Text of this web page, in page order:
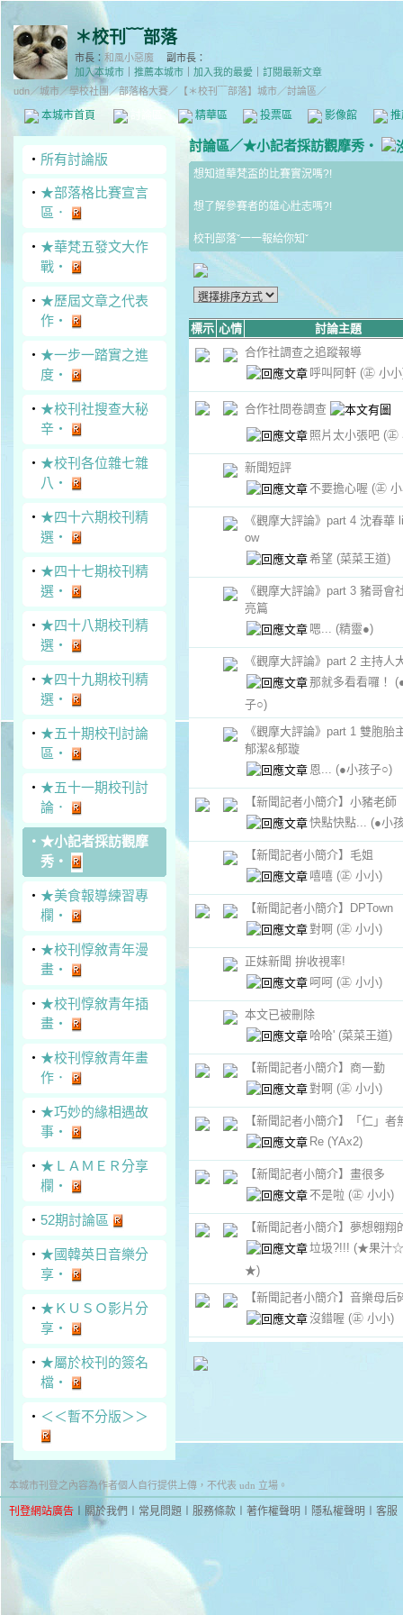
＊校刊﹋部落
市長： 和風小惡魔
副市長：
加入本城市
推薦本城市 加入我的最愛
訂閱最新文章
udn／城市／學校社團／部落格大賽／ 【＊校刊﹋部落】城市／討論區／
本城市首頁 精華區 投票區 影像館
‧ 所有討論版
‧ ★部落格比賽宣言
區．
‧ ★華梵五發文大作
戰‧
‧ ★歷屆文章之代表
作‧
‧ ★一步一踏實之進
度‧
‧ ★校刊社搜查大秘
辛‧
‧ ★校刊各位雜七雜
八‧
‧ ★四十六期校刊精
選‧
‧ ★四十七期校刊精
選‧
‧ ★四十八期校刊精
選‧
‧ ★四十九期校刊精
選‧
‧ ★五十期校刊討論
區‧
‧ ★五十一期校刊討
論．
‧ ★小記者採訪觀摩
秀‧
‧ ★美食報導練習專
欄‧
‧ ★校刊惇敘青年漫
畫‧
‧ ★校刊惇敘青年插
畫‧
‧ ★校刊惇敘青年畫
作．
‧ ★巧妙的緣相遇故
事‧
‧ ★ＬＡＭＥＲ分享
欄‧
‧ 52期討論區
‧ ★國韓英日音樂分
享‧
‧ ★ＫＵＳＯ影片分
享‧
‧ ★屬於校刊的簽名
檔‧
‧ ＜＜暫不分版＞＞
討論區／★小記者採訪觀摩秀‧
想知道華梵盃的比賽實況嗎?!
想了解參賽者的雄心壯志嗎?!
校刊部落ˇ一一報給你知ˇ
標示 心情
討論主題
合作社調查之追蹤報導
呼叫阿軒 (㊣ 小
合作社問卷調查
照片太小張吧 (㊣
新聞短評
不要擔心喔 (㊣
《觀摩大評論》part 4 沈春華
ow
希望 (菜菜王道)
《觀摩大評論》part 3 豬哥會
亮篇
嗯... (精靈●)
《觀摩大評論》part 2 主持人
那就多看看囉！
子○)
《觀摩大評論》part 1 雙胞胎
郁潔&郁璇
恩... (●小孩子○)
【新聞記者小簡介】小豬老師
快點快點... (●小
【新聞記者小簡介】毛姐
嘻嘻 (㊣ 小小)
【新聞記者小簡介】DPTown
對啊 (㊣ 小小)
正妹新聞 拚收視率!
呵呵 (㊣ 小小)
本文已被刪除
哈哈' (菜菜王道)
【新聞記者小簡介】商一勤
對啊 (㊣ 小小)
【新聞記者小簡介】「仁」者
Re (YAx2)
【新聞記者小簡介】畫很多
不是啦 (㊣ 小小)
【新聞記者小簡介】夢想翱翔
垃圾?!!! (★果汁
★)
【新聞記者小簡介】音樂母后
沒錯喔 (㊣ 小小)
本城市刊登之內容為作者個人自行提供上傳，不代表 udn 立場。
刊登網站廣告 關於我們 常見問題 服務條款 著作權聲明 隱私權聲明 客服